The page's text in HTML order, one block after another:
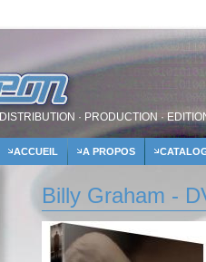
DISTRIBUTION · PRODUCTION ·
ACCUEIL A PROPOS
Billy Graham -